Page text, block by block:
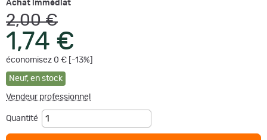
Achat immédiat
2,00 €
1,74 €
économisez 0 € [-13%]
Neuf, en stock
Vendeur professionnel
Quantité